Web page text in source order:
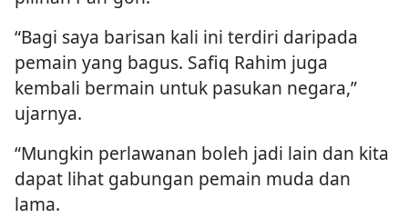
“Bagi saya barisan kali ini terdiri daripada
pemain yang bagus. Safiq Rahim juga
kembali bermain untuk pasukan negara,”
ujarnya.
“Mungkin perlawanan boleh jadi lain dan kita
dapat lihat gabungan pemain muda dan
lama.